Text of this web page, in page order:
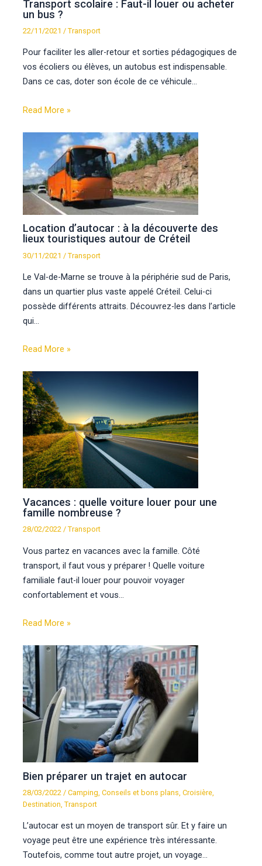
Transport scolaire : Faut-il louer ou acheter
un bus ?
22/11/2021 /Transport
Pour faciliter les aller-retour et sorties pédagogiques de
vos écoliers ou élèves, un autobus est indispensable.
Dans ce cas, doter son école de ce véhicule…
Read More »
Location d’autocar : à la découverte des
lieux touristiques autour de Créteil
30/11/2021 /Transport
Le Val-de-Marne se trouve à la périphérie sud de Paris,
dans un quartier plus vaste appelé Créteil. Celui-ci
possède différents attraits. Découvrez-les dans l’article
qui…
Read More »
Vacances : quelle voiture louer pour une
famille nombreuse ?
28/02/2022/Transport
Vous partez en vacances avec la famille. Côté
transport, il faut vous y préparer ! Quelle voiture
familiale faut-il louer pour pouvoir voyager
confortablement et vous…
Read More »
Bien préparer un trajet en autocar
28/03/2022 /Camping ,Conseils et bons plans ,Croisière
Destination ,Transport
L’autocar est un moyen de transport sûr. Et y faire un
voyage peut être une expérience très intéressante.
Toutefois, comme tout autre projet, un voyage…